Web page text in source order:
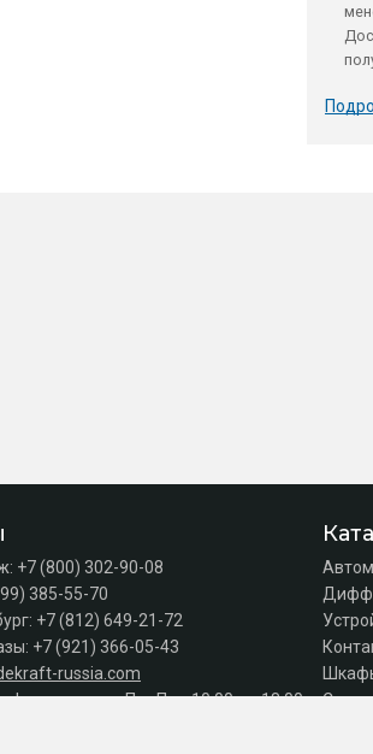
+7 (800) 302-90-08
385-55-70
+7 (812) 649-21-72
+7 (921) 366-05-43
russia.com
продаж: Пн–Пт с 10:00 до 18:00